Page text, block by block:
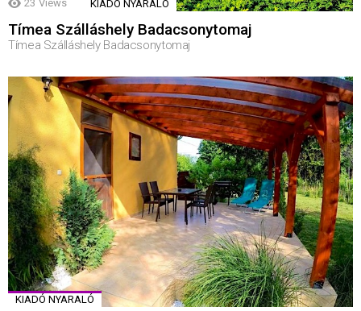
23 Views KIADÓ NYARALÓ
Tímea Szálláshely Badacsonytomaj
Tímea Szálláshely Badacsonytomaj
KIADÓ NYARALÓ